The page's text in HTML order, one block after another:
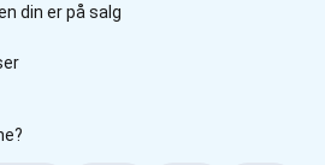
din er på salg